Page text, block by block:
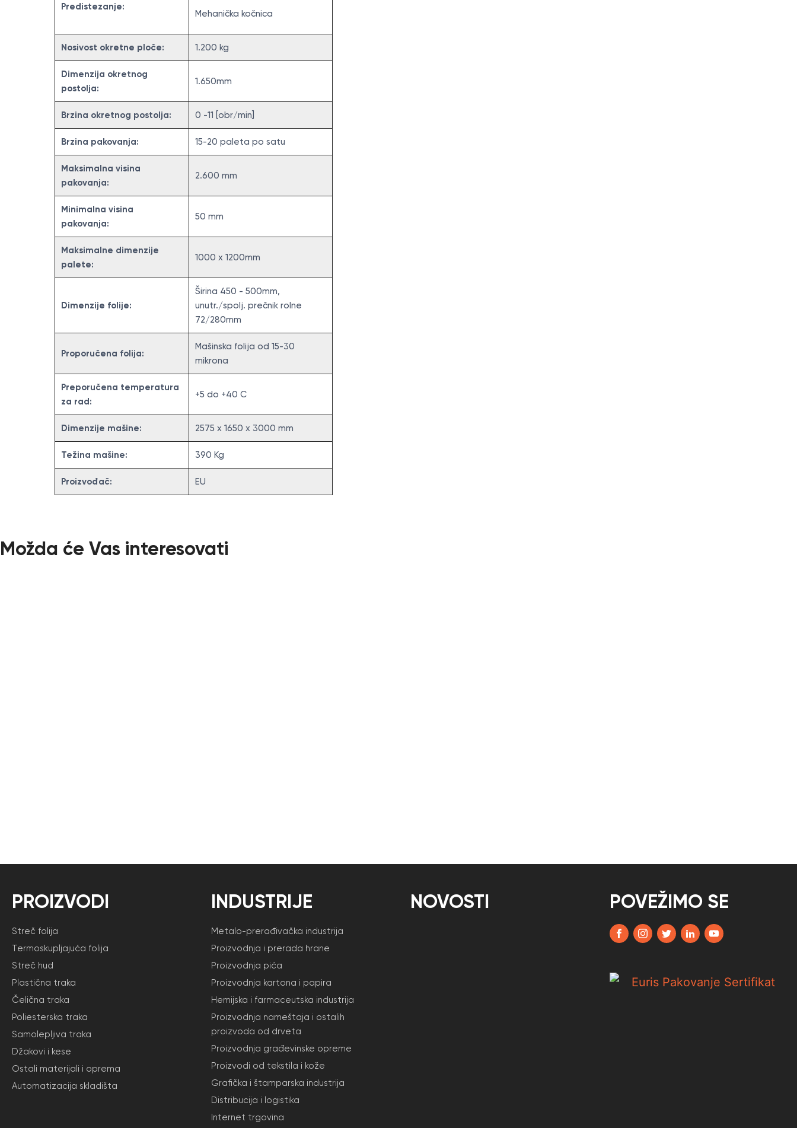
Predistezanje:
Mehanička kočnica
Nosivost okretne ploče: 1.200 kg
Dimenzija okretnog
postolja:
1.650mm
Brzina okretnog postolja: 0 -11 [obr/min]
Brzina pakovanja: 15-20 paleta po satu
Maksimalna visina
pakovanja:
2.600 mm
Minimalna visina
pakovanja :
50 mm
Maksimalne dimenzije
palete:
1000 x 1200mm
Dimenzije folije:
Širina 450 - 500mm,
unutr./spolj. prečnik rolne
72/280mm
Proporučena folija:
Mašinska folija od 15-30
mikrona
Preporučena temperatura
za rad:
+5 do +40 C
Dimenzije mašine: 2575 x 1650 x 3000 mm
Težina mašine: 390 Kg
Proizvođač: EU
Možda će Vas interesovati
PROIZVODI
Streč folija
Termoskupljajuća folija
Streč hud
Plastična traka
Čelična traka
Poliesterska traka
Samolepljiva traka
Džakovi i kese
Ostali materijali i oprema
Automatizacija skladišta
INDUSTRIJE
Metalo-prerađivačka industrija
Proizvodnja i prerada hrane
Proizvodnja pića
Proizvodnja kartona i papira
Hemijska i farmaceutska industrija
Proizvodnja nameštaja i ostalih
proizvoda od drveta
Proizvodnja građevinske opreme
Proizvodi od tekstila i kože
Grafička i štamparska industrija
Distribucija i logistika
Internet trgovina
NOVOSTI POVEŽIMO SE